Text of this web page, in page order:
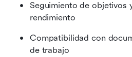
Seguimiento de objetivos
rendimiento
Compatibilidad con
de trabajo